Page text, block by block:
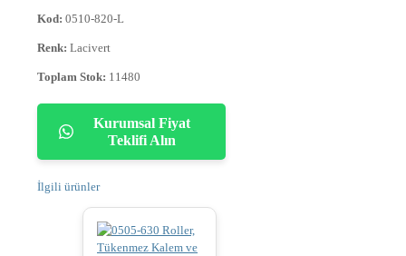
Kod: 0510-820-L
Renk: Lacivert
Toplam Stok: 11480
Kurumsal Fiyat
Teklifi Alın
İlgili ürünler